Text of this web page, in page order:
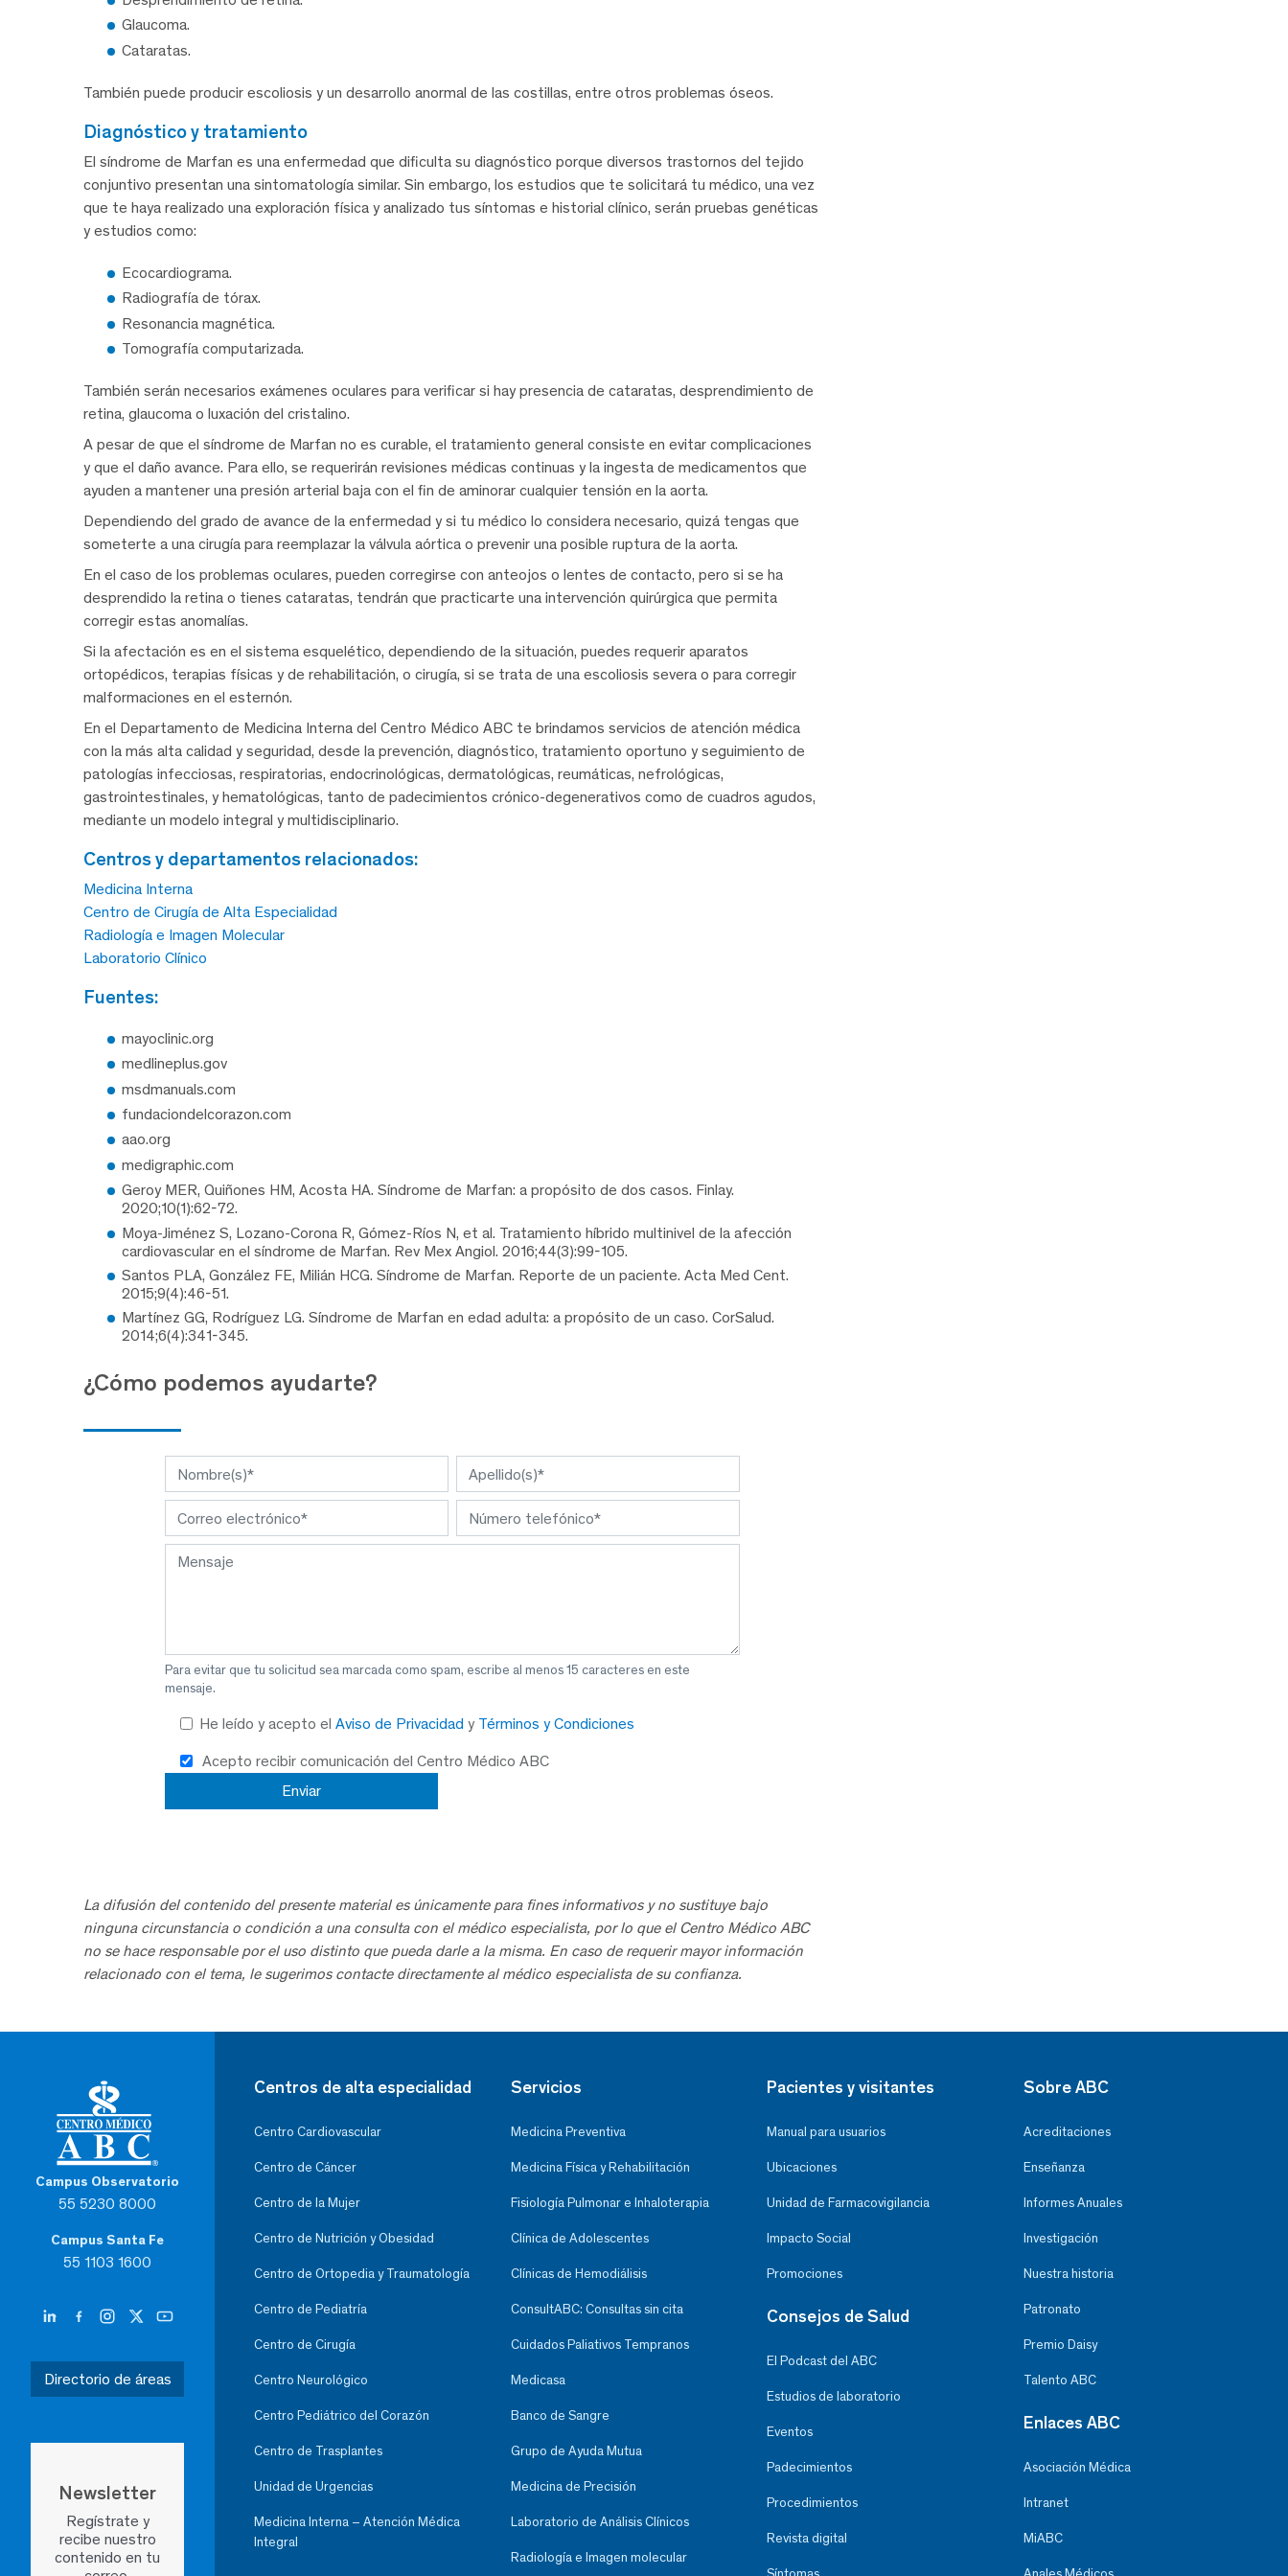
Glaucoma.
Cataratas.
También puede producir escoliosis y un desarrollo anormal de las costillas, entre otros problemas óseos.
diagnóstico y tratamiento
El síndrome de Marfan es una enfermedad que dificulta su diagnóstico porque diversos trastornos del tejido
conjuntivo presentan una sintomatología similar. Sin embargo, los estudios que te solicitará tu médico, una vez
que te haya realizado una exploración física y analizado tus síntomas e historial clínico, serán pruebas genéticas
y estudios como:
Ecocardiograma.
Radiografía de tórax.
Resonancia magnética.
Tomografía computarizada.
También serán necesarios exámenes oculares para verificar si hay presencia de cataratas, desprendimiento de
retina, glaucoma o luxación del cristalino.
A pesar de que el síndrome de Marfan no es curable, el tratamiento general consiste en evitar complicaciones
y que el daño avance. Para ello, se requerirán revisiones médicas continuas y la ingesta de medicamentos que
ayuden a mantener una presión arterial baja con el fin de aminorar cualquier tensión en la aorta.
Dependiendo del grado de avance de la enfermedad y si tu médico lo considera necesario, quizá tengas que
someterte a una cirugía para reemplazar la válvula aórtica o prevenir una posible ruptura de la aorta.
En el caso de los problemas oculares, pueden corregirse con anteojos o lentes de contacto, pero si se ha
desprendido la retina o tienes cataratas, tendrán que practicarte una intervención quirúrgica que permita
corregir estas anomalías.
Si la afectación es en el sistema esquelético, dependiendo de la situación, puedes requerir aparatos
ortopédicos, terapias físicas y de rehabilitación, o cirugía, si se trata de una escoliosis severa o para corregir
malformaciones en el esternón.
En el Departamento de Medicina Interna del Centro Médico ABC te brindamos servicios de atención médica
con la más alta calidad y seguridad, desde la prevención, diagnóstico, tratamiento oportuno y seguimiento de
patologías infecciosas, respiratorias, endocrinológicas, dermatológicas, reumáticas, nefrológicas,
gastrointestinales, y hematológicas, tanto de padecimientos crónico-degenerativos como de cuadros agudos,
mediante un modelo integral y multidisciplinario.
centros y departamentos relacionados:
Medicina Interna
Centro de Cirugía de Alta Especialidad
Radiología e Imagen Molecular
Laboratorio Clínico
fuentes:
mayoclinic.org
medlineplus.gov
msdmanuals.com
fundaciondelcorazon.com
aao.org
medigraphic.com
Geroy MER, Quiñones HM, Acosta HA. Síndrome de Marfan: a propósito de dos casos. Finlay.
2020;10(1):62-72.
Moya-Jiménez S, Lozano-Corona R, Gómez-Ríos N, et al. Tratamiento híbrido multinivel de la afección
cardiovascular en el síndrome de Marfan. Rev Mex Angiol. 2016;44(3):99-105.
Santos PLA, González FE, Milián HCG. Síndrome de Marfan. Reporte de un paciente. Acta Med Cent.
2015;9(4):46-51.
Martínez GG, Rodríguez LG. Síndrome de Marfan en edad adulta: a propósito de un caso. CorSalud.
2014;6(4):341-345.
¿Cómo podemos ayudarte?
Para evitar que tu solicitud sea marcada como spam, escribe al menos 15 caracteres en este
mensaje.
He leído y acepto el Aviso de Privacidad y Términos y Condiciones
Acepto recibir comunicación del Centro Médico ABC
La difusión del contenido del presente material es únicamente para fines informativos y no sustituye bajo
ninguna circunstancia o condición a una consulta con el médico especialista, por lo que el Centro Médico ABC
no se hace responsable por el uso distinto que pueda darle a la misma. En caso de requerir mayor información
relacionado con el tema, le sugerimos contacte directamente al médico especialista de su confianza.
Campus Observatorio
55 5230 8000
Campus Santa Fe
55 1103 1600
Directorio de áreas
Newsletter
Regístrate y
recibe nuestro
contenido en tu
Centros de alta especialidad
Centro Cardiovascular
Centro de Cáncer
Centro de la Mujer
Centro de Nutrición y Obesidad
Centro de Ortopedia y Traumatología
Centro de Pediatría
Centro de Cirugía
Centro Neurológico
Centro Pediátrico del Corazón
Centro de Trasplantes
Unidad de Urgencias
Medicina Interna – Atención Médica
Integral
Servicios
Medicina Preventiva
Medicina Física y Rehabilitación
Fisiología Pulmonar e Inhaloterapia
Clínica de Adolescentes
Clínicas de Hemodiálisis
ConsultABC: Consultas sin cita
Cuidados Paliativos Tempranos
Medicasa
Banco de Sangre
Grupo de Ayuda Mutua
Medicina de Precisión
Laboratorio de Análisis Clínicos
Radiología e Imagen molecular
Pacientes y visitantes
Manual para usuarios
Ubicaciones
Unidad de Farmacovigilancia
Impacto Social
Promociones
Consejos de Salud
El Podcast del ABC
Estudios de laboratorio
Eventos
Padecimientos
Procedimientos
Revista digital
Sobre ABC
Acreditaciones
Enseñanza
Informes Anuales
Investigación
Nuestra historia
Patronato
Premio Daisy
Talento ABC
Enlaces ABC
Asociación Médica
Intranet
MiABC